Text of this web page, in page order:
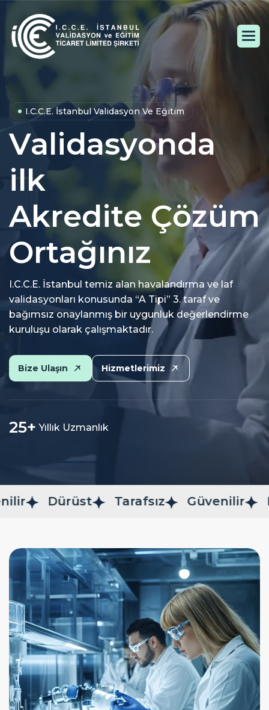
I.C.C.E. İstanbul Validasyon Ve Eğitim
Validasyonda
ilk
Akredite Çözüm
Ortağınız
I.C.C.E. İstanbul temiz alan havalandırma ve laf
validasyonları konusunda “A Tipi” 3. taraf ve
bağımsız onaylanmış bir uygunluk değerlendirme
kuruluşu olarak çalışmaktadır.
Bize Ulaşın Hizmetlerimiz
25+ Yıllık Uzmanlık
Dürüst Tarafsız Güvenilir